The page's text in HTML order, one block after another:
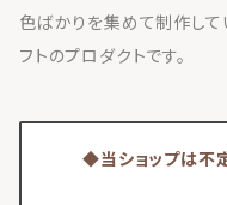
色ばかりを集めて制作して
フトのプロダクトです。
◆当ショップは不